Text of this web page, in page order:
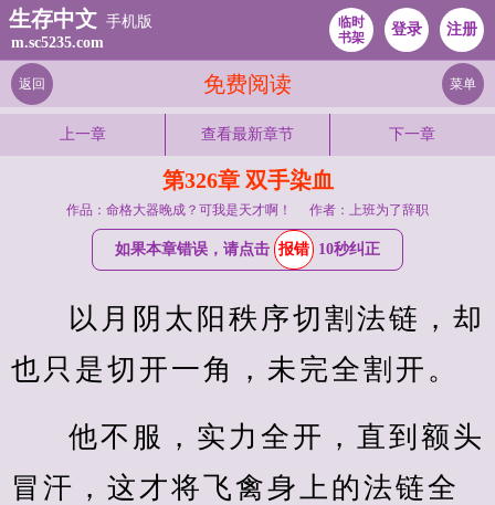
生存中文 手机版
m.sc5235.com
临时
书架
登录 注册
免费阅读
返回 菜单
上一章 查看最新章节 下一章
第326章 双手染血
作品：命格大器晚成？可我是天才啊！ 作者：上班为了辞职
如果本章错误，请点击 报错 10秒纠正
以月阴太阳秩序切割法链，却
也只是切开一角，未完全割开。
他不服，实力全开，直到额头
冒汗，这才将飞禽身上的法链全